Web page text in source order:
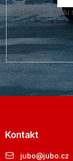
Vložením e-mailu
Kontakt
jubo@jubo.cz